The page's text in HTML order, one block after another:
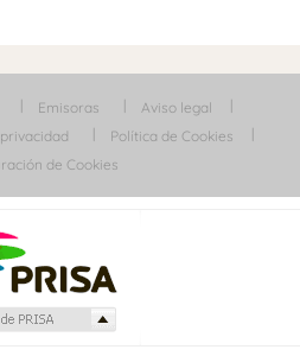
Emisoras
Aviso legal
Política de Cookies
de Cookies